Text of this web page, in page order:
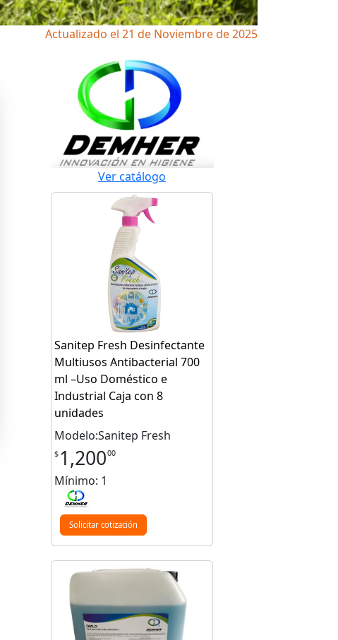
Actualizado el 21 de Noviembre de 2025
Ver catálogo
Sanitep Fresh Desinfectante
Multiusos Antibacterial 700
ml –Uso Doméstico e
Industrial Caja con 8
unidades
Modelo:Sanitep Fresh
$ 1,20000
Mínimo: 1
Solicitar cotización